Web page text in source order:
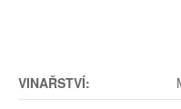
VINAŘSTVÍ: